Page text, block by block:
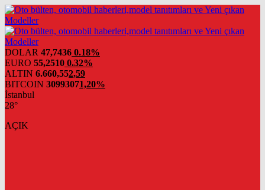
DOLAR 47,7436 0.18%
EURO 55,2510 0.32%
ALTIN 6.660,552,59
BITCOIN 30993071,20%
İstanbul
28°
AÇIK